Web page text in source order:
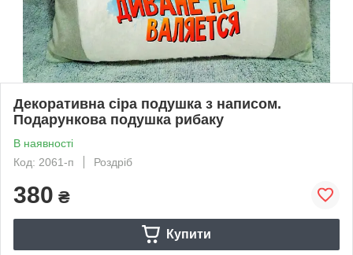
Декоративна сіра подушка з написом.
Подарункова подушка рибаку
В наявності
Код: 2061-п
Роздріб
380 ₴
Купити